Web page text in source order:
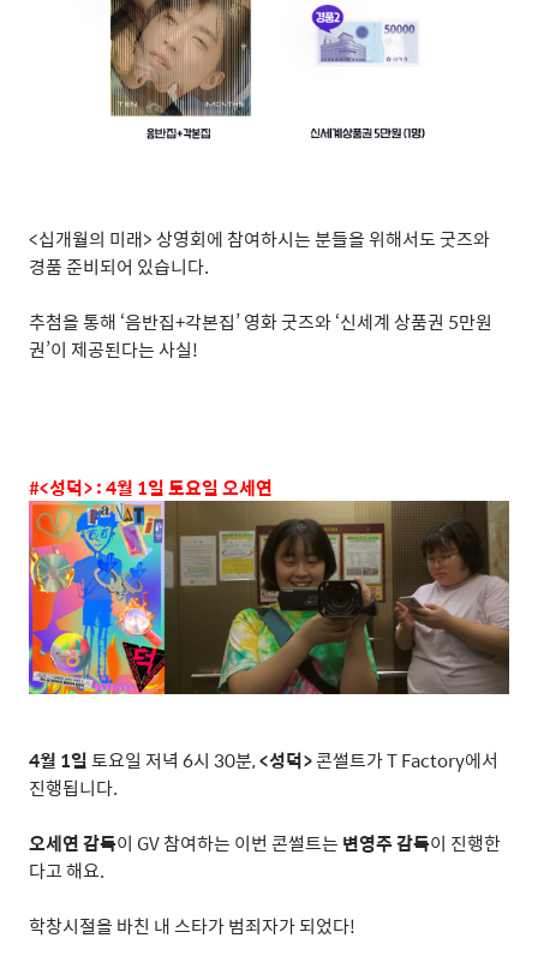
<십개월의 미래> 상영회에 참여하시는 분들을 위해서도 굿즈와
경품 준비되어 있습니다.
추첨을 통해 ‘음반집+각본집’영화 굿즈와‘신세계 상품권 5만원
권’이 제공된다는 사실!
#<성덕> : 4월 1일 토요일 오세연
4월 1일토요일 저녁 6시 30분,<성덕>콘썰트가T Factory에서
진행됩니다.
오세연 감독이 GV참여하는 이번 콘썰트는 변영주 감독이 진행한
다고 해요.
학창시절을 바친 내 스타가 범죄자가 되었다!